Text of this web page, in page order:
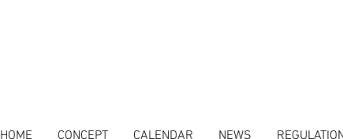
HOME CONCEPT CALENDAR NEWS